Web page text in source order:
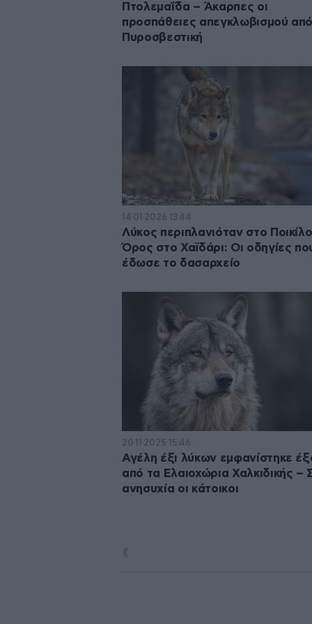
Πτολεμαΐδα – Άκαρπες οι
προσπάθειες απεγκλωβισμού
Πυροσβεστική
14·01·2026 13:44
Λύκος περιπλανιόταν στο Ποικίλο
Όρος στο Χαϊδάρι: Οι οδηγίες
έδωσε το δασαρχείο
20·11·2025 15:46
Αγέλη έξι λύκων εμφανίστηκε
από τα Ελαιοχώρια Χαλκιδικής –
ανησυχία οι κάτοικοι